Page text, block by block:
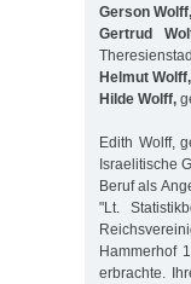
Gerson Wolff,
Gertrud
Helmut Wolff,
Hilde Wolff,
Edith Wolff,
Israelitische
Beruf als
"Lt.
Hammerhof
erbrachte.